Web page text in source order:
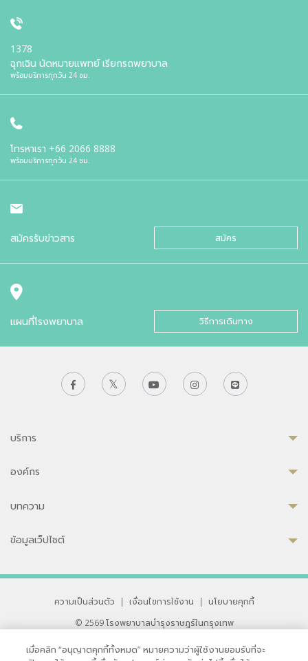
1378
ฉุกเฉิน นัดหมายแพทย์ เรียกรถพยาบาล
พร้อมบริการทุกวัน 24 ชม.
โทรหาเรา +66 2066 8888
พร้อมบริการทุกวัน 24 ชม.
สมัครรับข่าวสาร สมัคร
แผนที่โรงพยาบาล วิธีการเดินทาง
บริการ
องค์กร
บทความ
ข้อมูลเว็ปไซต์
ความเป็นส่วนตัว | เงื่อนไขการใช้งาน |
นโยบายคุกกี้
© 2569 โรงพยาบาลบำรุงราษฎร์ในกรุงเทพ
เมื่อคลิก “อนุญาตคุกกี้ทั้งหมด” หมายความว่าผู้ใช้งานยอมรับที่จะ